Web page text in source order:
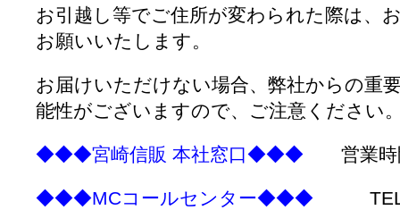
お引越し等でご住所が変わられた際は、
お願いいたします。
お届けいただけない場合、弊社からの重
能性がございますので、ご注意ください
◆◆◆宮崎信販 本社窓口◆◆◆ 営業時
◆◆◆MCコールセンター◆◆◆ TEL